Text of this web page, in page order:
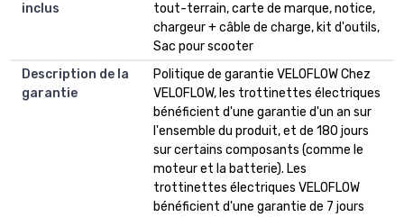
inclus
tout-terrain, carte de marque, notice,
chargeur + câble de charge, kit d'outils,
Sac pour scooter
Description de la
garantie
Politique de garantie VELOFLOW Chez
VELOFLOW, les trottinettes électriques
bénéficient d'une garantie d'un an sur
l'ensemble du produit, et de 180 jours
sur certains composants (comme le
moteur et la batterie). Les
trottinettes électriques VELOFLOW
bénéficient d'une garantie de 7 jours